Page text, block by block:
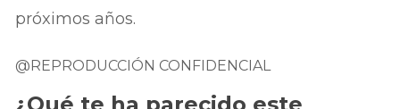
próximos años.
@REPRODUCCIÓN CONFIDENCIAL